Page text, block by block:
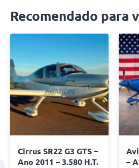
Recomendado para
Cirrus SR22 G3 GTS –
Ano 2011 – 3.580 H.T.
–